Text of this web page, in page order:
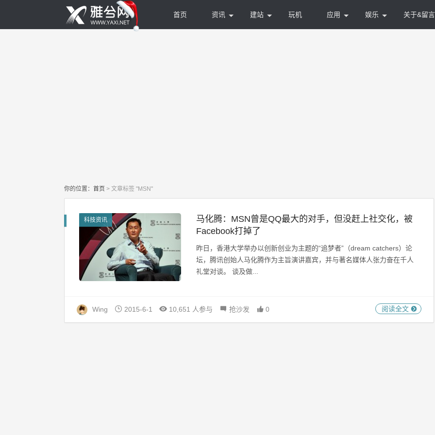
首页 资讯 建站 玩机 应用 娱乐 关于&留言
你的位置： 首页 > 文章标签 "MSN"
科技资讯
马化腾：MSN曾是QQ最大的对手，但没赶上社交化，被
Facebook打掉了
昨日，香港大学举办以创新创业为主题的“追梦者”（dream catchers）论
坛，腾讯创始人马化腾作为主旨演讲嘉宾，并与著名媒体人张力奋在千人
礼堂对谈。 谈及做...
阅读全文
Wing 2015-6-1 10,651 人参与 抢沙发 0